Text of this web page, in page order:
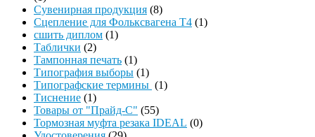
Сувенирная продукция (8)
Сцепление для Фольксвагена Т4 (1)
сшить диплом (1)
Таблички (2)
Тампонная печать (1)
Типография выборы (1)
Типографские термины (1)
Тиснение (1)
Товары от "Прайд-С" (55)
Тормозная муфта резака IDEAL (0)